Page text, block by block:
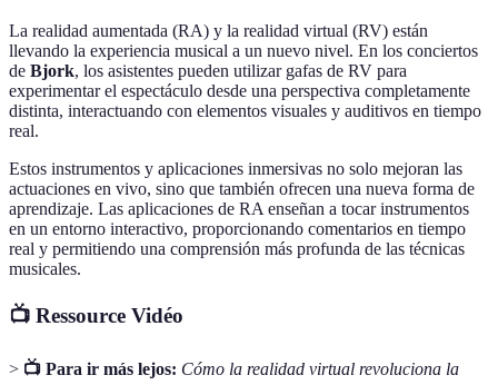
La realidad aumentada (RA) y la realidad virtual (RV) están
llevando la experiencia musical a un nuevo nivel. En los conciertos
de Bjork, los asistentes pueden utilizar gafas de RV para
experimentar el espectáculo desde una perspectiva completamente
distinta, interactuando con elementos visuales y auditivos en tiempo
real.
Estos instrumentos y aplicaciones inmersivas no solo mejoran las
actuaciones en vivo, sino que también ofrecen una nueva forma de
aprendizaje. Las aplicaciones de RA enseñan a tocar instrumentos
en un entorno interactivo, proporcionando comentarios en tiempo
real y permitiendo una comprensión más profunda de las técnicas
musicales.
📺 Ressource Vidéo
> 📺 Para ir más lejos: Cómo la realidad virtual revoluciona la